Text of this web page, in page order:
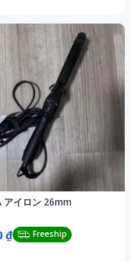
アイロン 26mm
₫ Freeship